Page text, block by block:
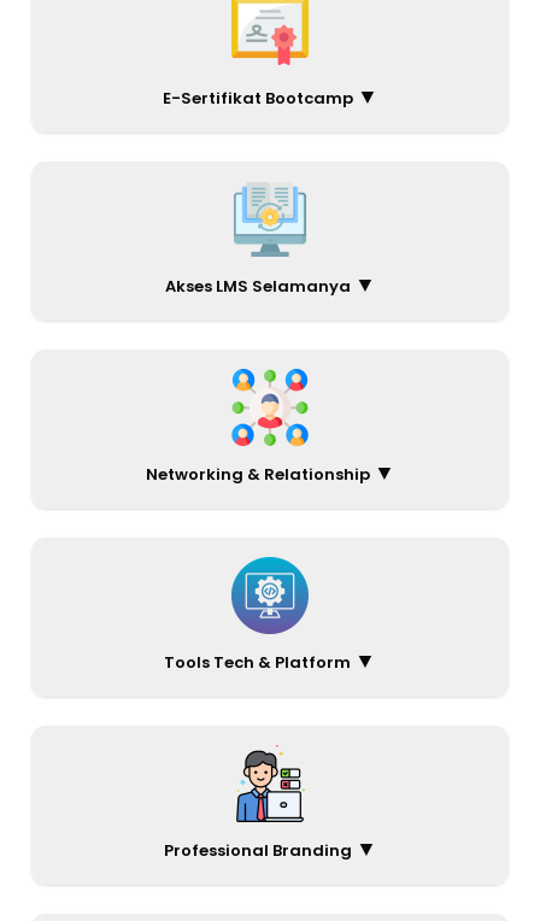
E-Sertifikat Bootcamp ▼
Akses LMS Selamanya ▼
Networking & Relationship ▼
Tools Tech & Platform ▼
Professional Branding ▼